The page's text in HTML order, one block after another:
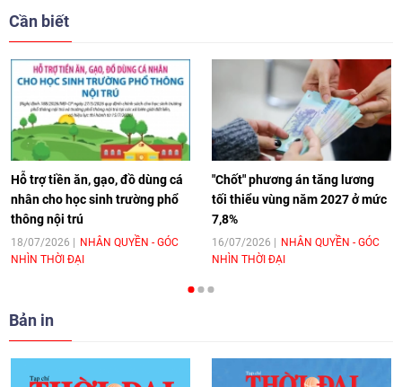
[Video] Âm nhạc flamenco gắn kết văn
hoá Việt Nam - Tây Ban Nha
11:10 17/06/2026
[Video] Trao tặng Kỷ niệm chương "Vì
hòa bình, hữu nghị giữa các dân tộc"
cho Đại sứ Hungary tại Việt Nam
[Video] Nhân dân Việt Nam luôn trân
trọng tình cảm của nước Nga
Cần biết
Hỗ trợ tiền ăn, gạo, đồ dùng cá
nhân cho học sinh trường phổ
thông nội trú
18/07/2026
NHÂN QUYỀN - GÓC
NHÌN THỜI ĐẠI
"Chốt" phương án tăng lương
tối thiểu vùng năm 2027 ở mức
7,8%
16/07/2026
NHÂN QUYỀN - GÓC
NHÌN THỜI ĐẠI
Bản in